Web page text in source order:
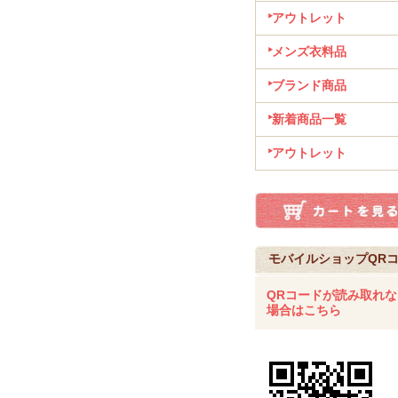
アウトレット
メンズ衣料品
ブランド商品
新着商品一覧
アウトレット
モバイルショップQR
QRコードが読み取れ
場合はこちら